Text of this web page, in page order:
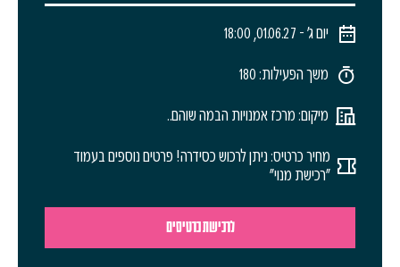
יום ג׳ - 01.06.27, 18:00
משך הפעילות: 180
מיקום: מרכז אמנויות הבמה שוהם..
מחיר כרטיס: ניתן לרכוש כסידרה! פרטים נוספים בעמוד
"רכישת מנוי"
לרכישת כרטיסים